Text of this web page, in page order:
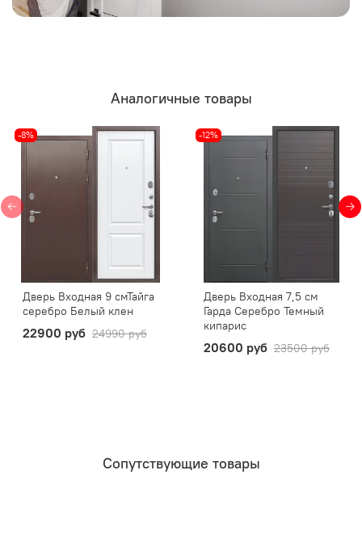
Аналогичные товары
-8%
Дверь Входная 9 смТайга
серебро Белый клен
22900 руб 24990 руб
-12%
Дверь Входная 7,5 см
Гарда Серебро Темный
кипарис
20600 руб 23500 руб
Сопутствующие товары